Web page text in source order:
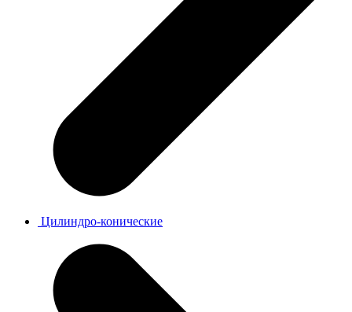
Цилиндро-конические